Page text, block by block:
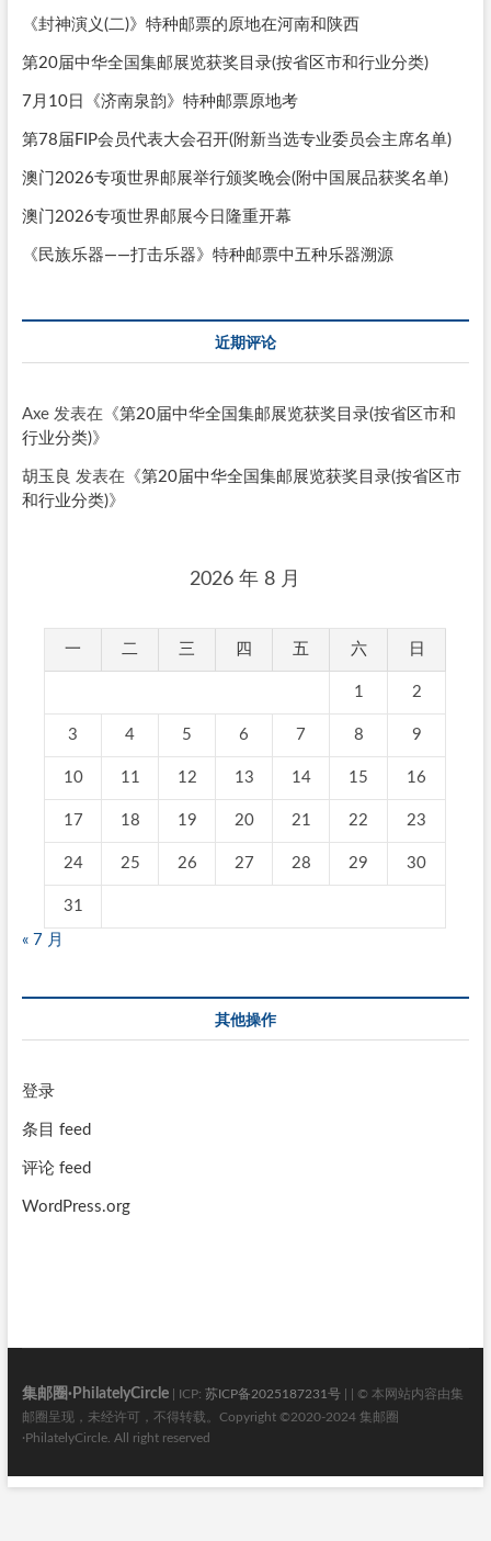
《封神演义(二)》特种邮票的原地在河南和陕西
第20届中华全国集邮展览获奖目录(按省区市和行业分类)
7月10日《济南泉韵》特种邮票原地考
第78届FIP会员代表大会召开(附新当选专业委员会主席名单)
澳门2026专项世界邮展举行颁奖晚会(附中国展品获奖名单)
澳门2026专项世界邮展今日隆重开幕
《民族乐器——打击乐器》特种邮票中五种乐器溯源
近期评论
Axe发表在《第20届中华全国集邮展览获奖目录(按省区市和
行业分类)》
胡玉良 发表在《第20届中华全国集邮展览获奖目录(按省区市
和行业分类)》
2026 年 8 月
一 二 三 四 五 六 日
1 2
3 4 5 6 7 8 9
10 11 12 13 14 15 16
17 18 19 20 21 22 23
24 25 26 27 28 29 30
31
« 7 月
其他操作
登录
条目 feed
评论 feed
WordPress.org
集邮圈·PhilatelyCircle| ICP: 苏ICP备2025187231号| | © 本网站内容由集
邮圈呈现，未经许可，不得转载。Copyright ©2020-2024 集邮圈
·PhilatelyCircle. All right reserved